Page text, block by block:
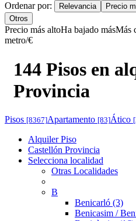
Ordenar por: Relevancia Precio
Otros
Precio más altoHa bajado másMás
metro/€
144 Pisos en
Provincia
Pisos [8367]Apartamento [83]Ático
Alquiler Piso
Castellón Provincia
Selecciona localidad
Otras Localidades
B
Benicarló (3)
Benicasim /